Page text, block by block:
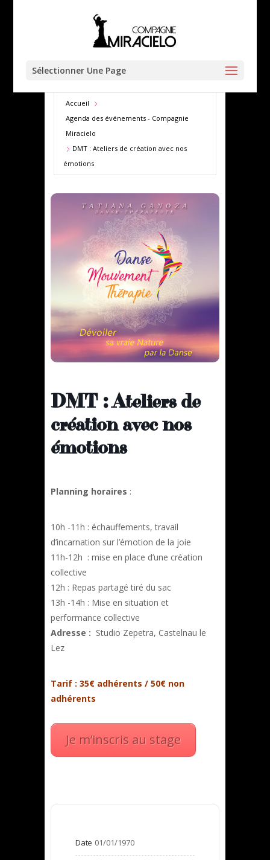
Sélectionner Une Page
Accueil
Agenda des événements - Compagnie
Miracielo
DMT : Ateliers de création avec nos
émotions
DMT : Ateliers de
création avec nos
émotions
Planning horaires :
10h -11h : échauffements, travail
d’incarnation sur l’émotion de la joie
11h-12h : mise en place d’une création
collective
12h : Repas partagé tiré du sac
13h -14h : Mise en situation et
performance collective
Adresse : Studio Zepetra, Castelnau le
Lez
Tarif : 35€ adhérents / 50€ non
adhérents
Je m’inscris au stage
Date 01/01/1970